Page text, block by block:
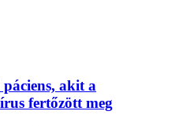
akit a
fertőzött meg